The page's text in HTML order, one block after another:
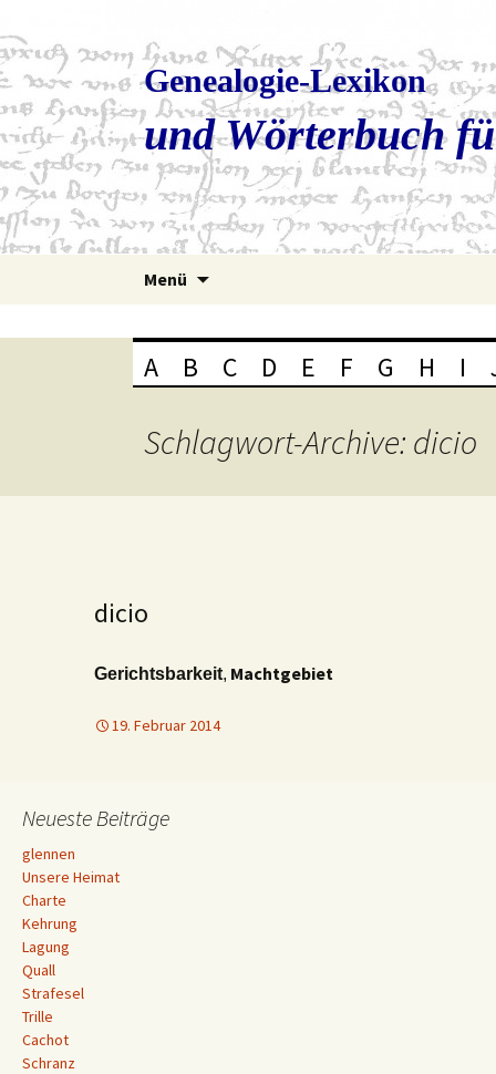
Genealogie-Lexikon
und Wörterbuch
Menü
A B C D E F G H I
Schlagwort-Archive: dicio
dicio
Gerichtsbarkeit, Machtgebiet
19. Februar 2014
Neueste Beiträge
glennen
Unsere Heimat
Charte
Kehrung
Lagung
Quall
Strafesel
Trille
Cachot
Schranz